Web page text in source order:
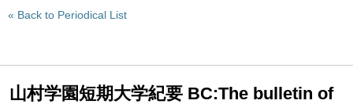
Back to Periodical List
山村学園短期大学紀要 BC:The bulletin of